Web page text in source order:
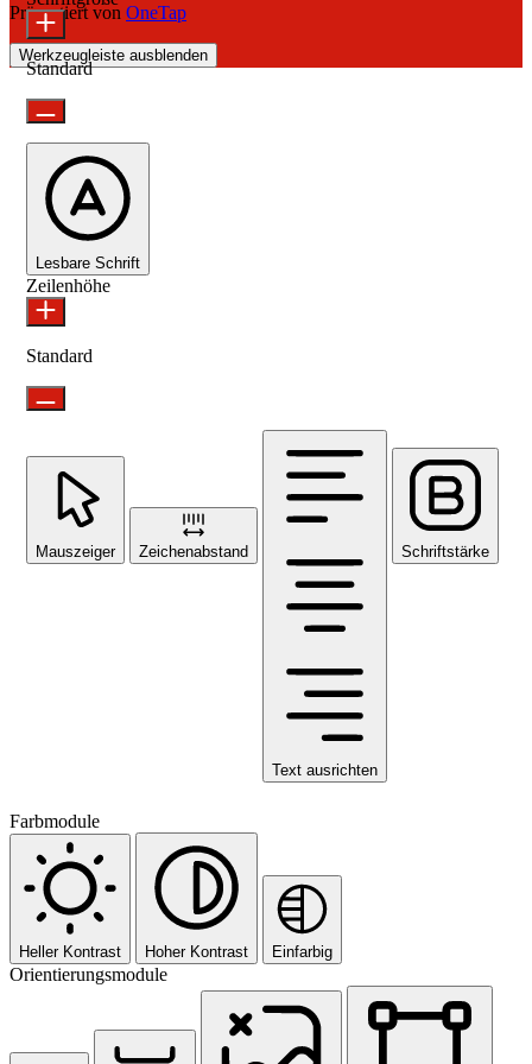
Präsentiert von OneTap
Werkzeugleiste ausblenden
Standard
Lesbare Schrift
Zeilenhöhe
Standard
Mauszeiger Zeichenabstand
Text ausrichten
Schriftstärke
Farbmodule
Heller Kontrast Hoher Kontrast Einfarbig
Orientierungsmodule